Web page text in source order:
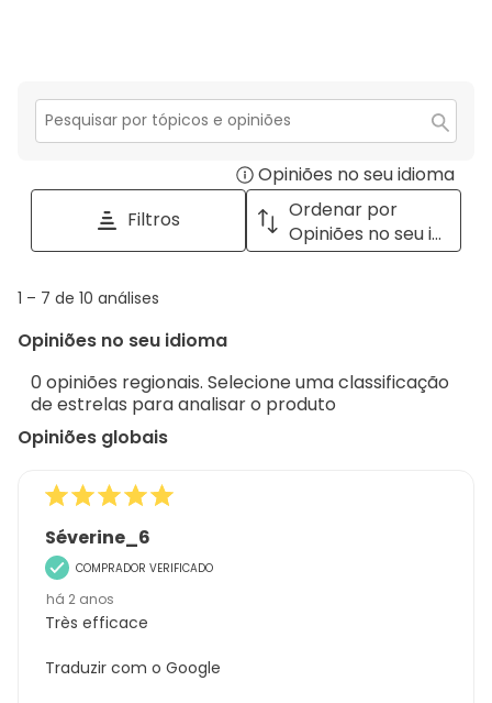
Secção
Opiniões no seu idioma
a
with
Filtros
Ordenar por
Opiniões no seu idioma
1
7
10
análises
1 – 7 de 10 análises
Opiniões no seu idioma
0 opiniões regionais. Selecione uma classificação
de estrelas para analisar o produto
Opiniões globais
Séverine_6
COMPRADOR VERIFICADO
há 2 anos
Très efficace
Traduzir com o Google